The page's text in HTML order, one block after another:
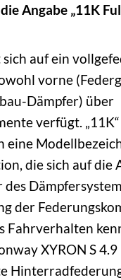
Angabe „11K
sich auf ein
vorne
Dämpfer) über
verfügt.
eine
die sich auf die
des
der
Fahrverhalten
XYRON S